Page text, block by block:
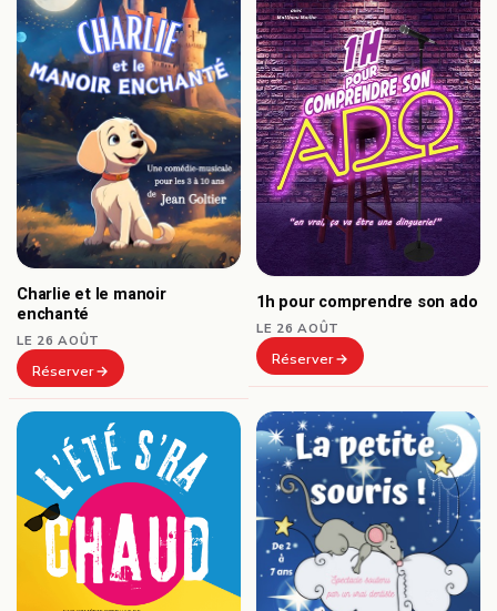
Charlie et le manoir
enchanté
LE 26 AOÛT
Réserver
1h pour comprendre son ado
LE 26 AOÛT
Réserver